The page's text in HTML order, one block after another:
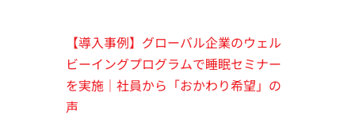
【導入事例】グローバル企業のウェル
ビーイングプログラムで睡眠セミナー
を実施｜社員から「おかわり希望」の
声